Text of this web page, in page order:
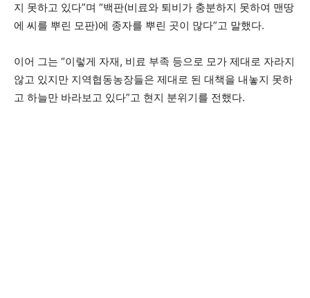
지 못하고 있다”며 “백판(비료와 퇴비가 충분하지 못하여 맨땅
에 씨를 뿌린 모판)에 종자를 뿌린 곳이 많다”고 말했다.
이어 그는 “이렇게 자재, 비료 부족 등으로 모가 제대로 자라지
않고 있지만 지역협동농장들은 제대로 된 대책을 내놓지 못하
고 하늘만 바라보고 있다”고 현지 분위기를 전했다.